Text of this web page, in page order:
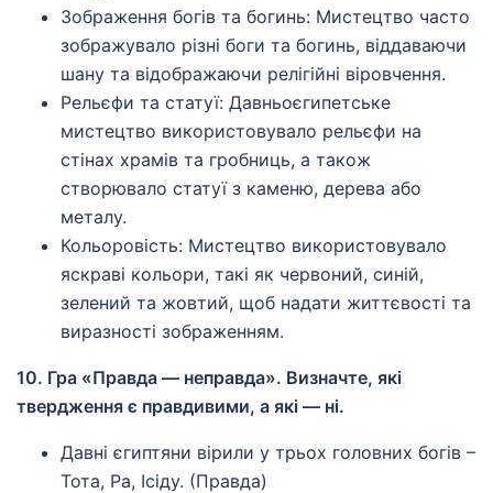
Зображення богів та богинь: Мистецтво часто
зображувало різні боги та богинь, віддаваючи
шану та відображаючи релігійні віровчення.
Рельєфи та статуї: Давньоєгипетське
мистецтво використовувало рельєфи на
стінах храмів та гробниць, а також
створювало статуї з каменю, дерева або
металу.
Кольоровість: Мистецтво використовувало
яскраві кольори, такі як червоний, синій,
зелений та жовтий, щоб надати життєвості та
виразності зображенням.
10. Гра «Правда — неправда». Визначте, які
твердження є правдивими, а які — ні.
Давні єгиптяни вірили у трьох головних богів –
Тота, Ра, Ісіду. (Правда)